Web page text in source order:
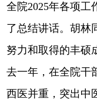
全院2025年各项工
了总结讲话。胡林
努力和取得的丰硕
去一年，在全院干
西医并重，突出中